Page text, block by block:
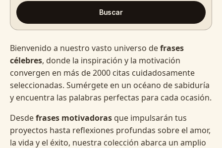
Buscar
Bienvenido a nuestro vasto universo defrases
célebres, donde la inspiración y la motivación
convergen en más de 2000 citas cuidadosamente
seleccionadas. Sumérgete en un océano de sabiduría
y encuentra las palabras perfectas para cada ocasión.
Desdefrases motivadoras que impulsarán tus
proyectos hasta reflexiones profundas sobre el amor,
la vida y el éxito, nuestra colección abarca un amplio